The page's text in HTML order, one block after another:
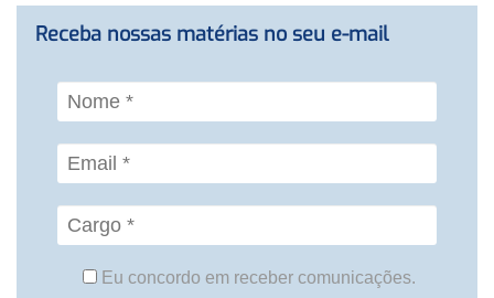
Receba nossas matérias no seu e-mail
Eu concordo em receber comunicações.